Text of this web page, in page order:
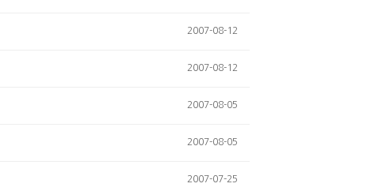
2007-08-12
2007-08-12
2007-08-05
2007-08-05
2007-07-25